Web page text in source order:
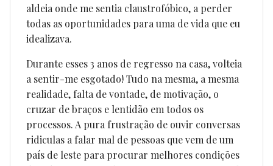
aldeia onde me sentia claustrofóbico, a perder
todas as oportunidades para uma de vida que eu
idealizava.
Durante esses 3 anos de regresso na casa, volteia
a sentir-me esgotado! Tudo na mesma, a mesma
realidade, falta de vontade, de motivação, o
cruzar de braços e lentidão em todos os
processos. A pura frustração de ouvir conversas
ridiculas a falar mal de pessoas que vem de um
país de leste para procurar melhores condições